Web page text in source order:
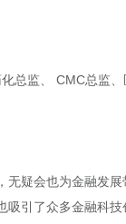
总监、 CMC总监
疑会也为金融发
引了众多金融科